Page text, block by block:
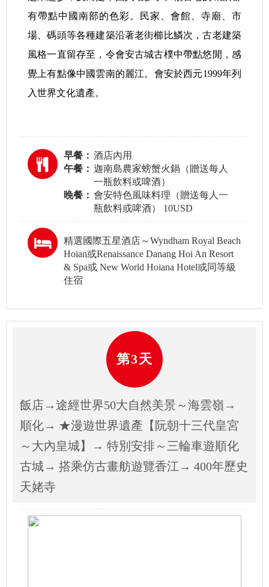
有帶點中國南部的色彩。民家、會館、寺廟、市
場、碼頭等各種建築沿著老街櫛比鱗次，古老建築
風格一直留存至，令會安古城古樸中帶點悠閒，感
覺上有點像中國雲南的麗江。會安於西元1999年列
入世界文化遺產。
早餐： 酒店內用
午餐： 迦南島農家螃蟹火鍋（贈送每人
一瓶飲料或啤酒）
晚餐： 會安特色風味料理（贈送每人一
瓶飲料或啤酒） 10USD
精選國際五星酒店～Wyndham Royal Beach
Hoian或Renaissance Danang Hoi An Resort
& Spa或 New World Hoiana Hotel或同等級
住宿
第3天
飯店→途經世界50大自然美景～海雲嶺→
順化→ ★漫遊世界遺產【阮朝十三代皇宮
～大內皇城】→ 特別安排～三輪車遊順化
古城→ 搭乘仿古畫舫遊覽香江→ 400年歷史
天姥寺